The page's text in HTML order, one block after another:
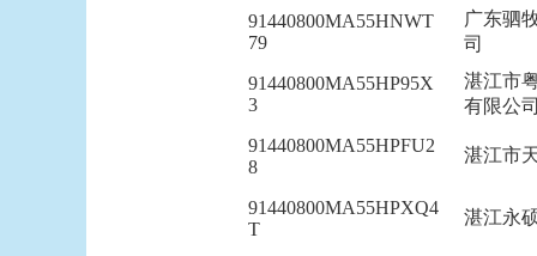
91440800MA55HNWT
79
广东驷
司
91440800MA55HP95X
3
湛江市
有限公
91440800MA55HPFU2
8
湛江市
91440800MA55HPXQ4
T
湛江永